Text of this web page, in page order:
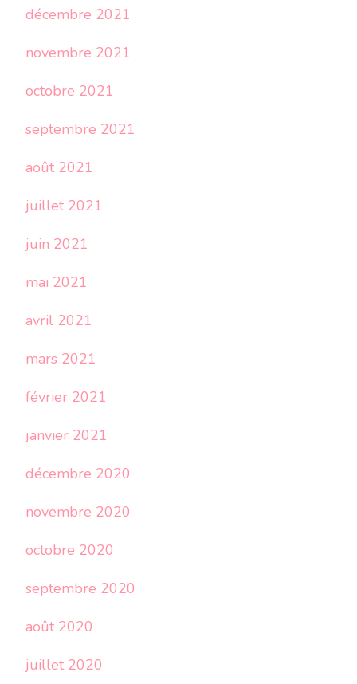
décembre 2021
novembre 2021
octobre 2021
septembre 2021
août 2021
juillet 2021
juin 2021
mai 2021
avril 2021
mars 2021
février 2021
janvier 2021
décembre 2020
novembre 2020
octobre 2020
septembre 2020
août 2020
juillet 2020